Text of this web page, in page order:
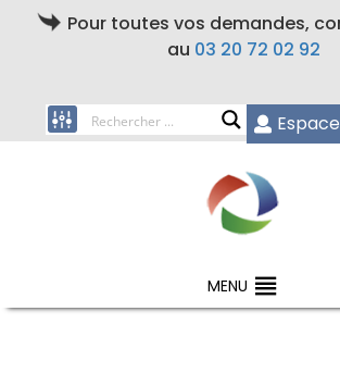
Pour toutes vos demandes,
au 03 20 72 02 92
MENU